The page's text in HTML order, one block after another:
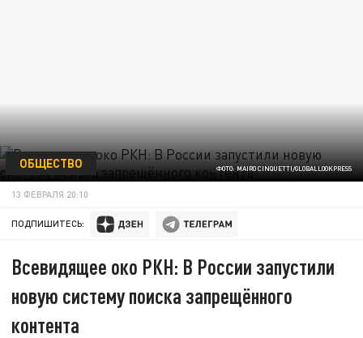
ФОТО: MAIRO CINQUETTI/GLOBALLOOKPRESS
ОБЩЕСТВО
13 ФЕВРАЛЯ 20:10
ПОДПИШИТЕСЬ:
Всевидящее око РКН: В России запустили
новую систему поиска запрещённого
контента